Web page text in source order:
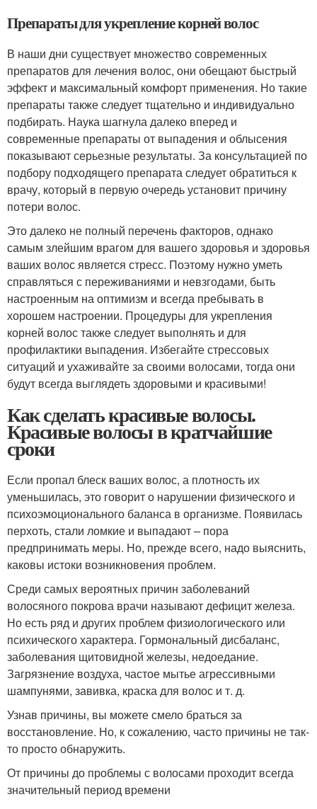
Препараты для укрепление корней волос
В наши дни существует множество современных
препаратов для лечения волос, они обещают быстрый
эффект и максимальный комфорт применения. Но такие
препараты также следует тщательно и индивидуально
подбирать. Наука шагнула далеко вперед и
современные препараты от выпадения и облысения
показывают серьезные результаты. За консультацией по
подбору подходящего препарата следует обратиться к
врачу, который в первую очередь установит причину
потери волос.
Это далеко не полный перечень факторов, однако
самым злейшим врагом для вашего здоровья и здоровья
ваших волос является стресс. Поэтому нужно уметь
справляться с переживаниями и невзгодами, быть
настроенным на оптимизм и всегда пребывать в
хорошем настроении. Процедуры для укрепления
корней волос также следует выполнять и для
профилактики выпадения. Избегайте стрессовых
ситуаций и ухаживайте за своими волосами, тогда они
будут всегда выглядеть здоровыми и красивыми!
Как сделать красивые волосы.
Красивые волосы в кратчайшие
сроки
Если пропал блеск ваших волос, а плотность их
уменьшилась, это говорит о нарушении физического и
психоэмоционального баланса в организме. Появилась
перхоть, стали ломкие и выпадают – пора
предпринимать меры. Но, прежде всего, надо выяснить,
каковы истоки возникновения проблем.
Среди самых вероятных причин заболеваний
волосяного покрова врачи называют дефицит железа.
Но есть ряд и других проблем физиологического или
психического характера. Гормональный дисбаланс,
заболевания щитовидной железы, недоедание.
Загрязнение воздуха, частое мытье агрессивными
шампунями, завивка, краска для волос и т. д.
Узнав причины, вы можете смело браться за
восстановление. Но, к сожалению, часто причины не так-
то просто обнаружить.
От причины до проблемы с волосами проходит всегда
значительный период времени